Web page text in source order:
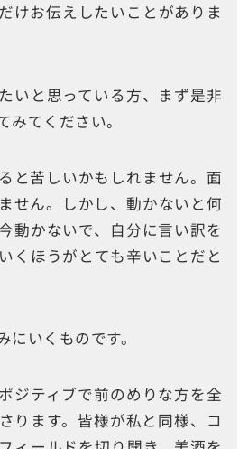
けお伝えしたいことがありま
いと思っている方、まず是非
みてください。
と苦しいかもしれません。面
せん。しかし、動かないと何
動かないで、自分に言い訳を
くほうがとても辛いことだと
いくものです。
ジティブで前のめりな方を全
ります。皆様が私と同様、コ